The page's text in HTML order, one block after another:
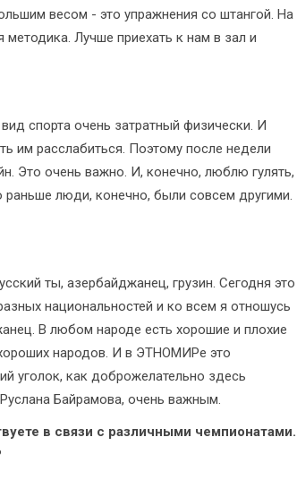
весом - это упражнения со штангой. На
Лучше приехать к нам в зал и
спорта очень затратный физически. И
им расслабиться. Поэтому после недели
Это очень важно. И, конечно, люблю гулять,
люди, конечно, были совсем другими.
ты, азербайджанец, грузин. Сегодня это
национальностей и ко всем я отношусь
В любом народе есть хорошие и плохие
народов. И в ЭТНОМИРе это
уголок, как доброжелательно здесь
Байрамова, очень важным.
в связи с различными чемпионатами.